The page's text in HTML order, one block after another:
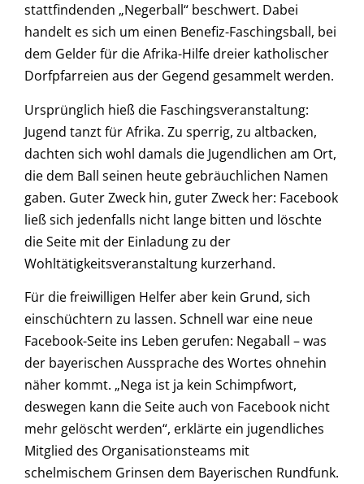
stattfindenden „Negerball“ beschwert. Dabei
handelt es sich um einen Benefiz-Faschingsball, bei
dem Gelder für die Afrika-Hilfe dreier katholischer
Dorfpfarreien aus der Gegend gesammelt werden.
Ursprünglich hieß die Faschingsveranstaltung:
Jugend tanzt für Afrika. Zu sperrig, zu altbacken,
dachten sich wohl damals die Jugendlichen am Ort,
die dem Ball seinen heute gebräuchlichen Namen
gaben. Guter Zweck hin, guter Zweck her: Facebook
ließ sich jedenfalls nicht lange bitten und löschte
die Seite mit der Einladung zu der
Wohltätigkeitsveranstaltung kurzerhand.
Für die freiwilligen Helfer aber kein Grund, sich
einschüchtern zu lassen. Schnell war eine neue
Facebook-Seite ins Leben gerufen: Negaball – was
der bayerischen Aussprache des Wortes ohnehin
näher kommt. „Nega ist ja kein Schimpfwort,
deswegen kann die Seite auch von Facebook nicht
mehr gelöscht werden“, erklärte ein jugendliches
Mitglied des Organisationsteams mit
schelmischem Grinsen dem Bayerischen Rundfunk.